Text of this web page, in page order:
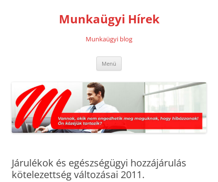
Munkaügyi Hírek
Munkaügyi blog
Menü
Járulékok és egészségügyi hozzájárulás
kötelezettség változásai 2011.